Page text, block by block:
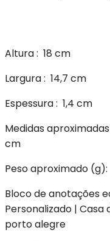
Altura: 18 cm
Largura: 14,7 cm
Espessura: 1,4 cm
Medidas
cm
Peso aproximado (g):
Bloco de anotações
Personalizado | Casa
porto alegre